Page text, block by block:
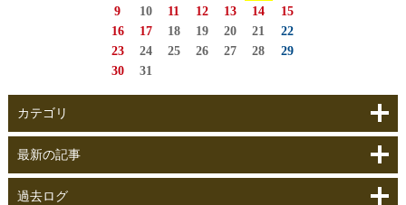
9
10 11 12 13 14
15
16
17 18 19 20 21
22
23
24 25 26 27 28
29
30
31
カテゴリ
最新の記事
過去ログ